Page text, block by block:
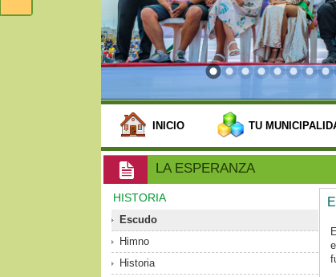
INICIO TU
LA ESPERANZA
HISTORIA
Escudo
Himno
Historia